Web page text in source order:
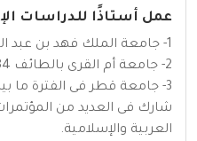
عمل أستاذًا للدراسات
1- جامعة الملك فهد بن عبد العزيز بجدة 1979/1983م
2- جامعة أم القرى بالطائف 1983/1984م
3- جامعة قطر فى الفترة ما بين 1990/1993 و1999/2000م
شارك فى العديد من
العربية والإسلامية.